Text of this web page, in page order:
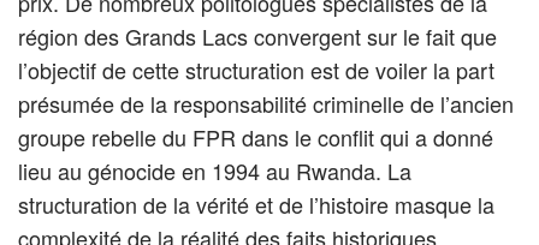
région des Grands Lacs convergent sur le fait que
l’objectif de cette structuration est de voiler la part
présumée de la responsabilité criminelle de l’ancien
groupe rebelle du FPR dans le conflit qui a donné
lieu au génocide en 1994 au Rwanda. La
structuration de la vérité et de l’histoire masque la
complexité de la réalité des faits historiques